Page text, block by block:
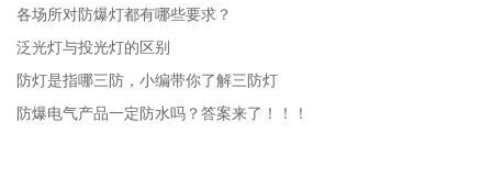
各场所对防爆灯都有哪些要求？
泛光灯与投光灯的区别
防灯是指哪三防，小编带你了解三防灯
防爆电气产品一定防水吗？答案来了！！！